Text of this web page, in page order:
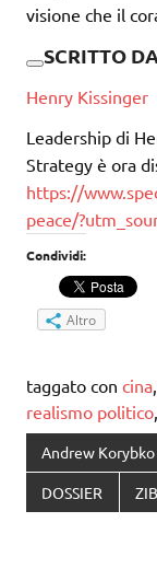
visione che il
SCRITTO
Henry Kissinger
Leadership di
Strategy è ora
https://
peace/
Condividi:
Altro
taggato con cina
realismo politico
Andrew Korybko
DOSSIER